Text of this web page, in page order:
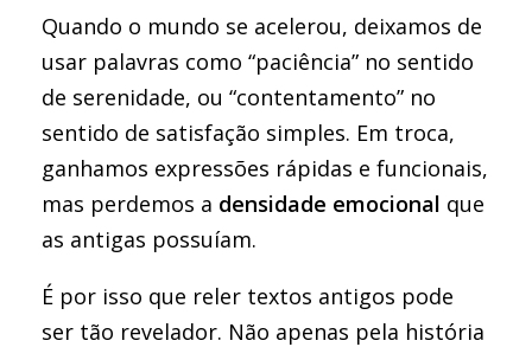
Quando o mundo se acelerou, deixamos de
usar palavras como “paciência” no sentido
de serenidade, ou “contentamento” no
sentido de satisfação simples. Em troca,
ganhamos expressões rápidas e funcionais,
mas perdemos a densidade emocional que
as antigas possuíam.
É por isso que reler textos antigos pode
ser tão revelador. Não apenas pela história